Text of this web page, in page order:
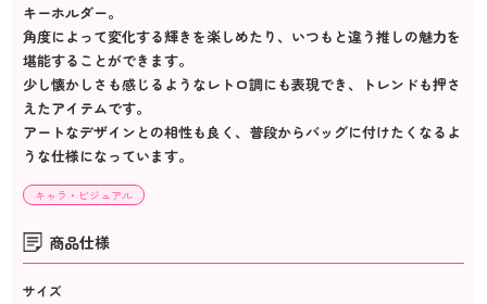
キーホルダー。
角度によって変化する輝きを楽しめたり、いつもと違う推しの魅力を
堪能することができます。
少し懐かしさも感じるようなレトロ調にも表現でき、トレンドも押さ
えたアイテムです。
アートなデザインとの相性も良く、普段からバッグに付けたくなるよ
うな仕様になっています。
キャラ・ビジュアル
商品仕様
サイズ